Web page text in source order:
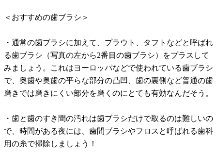
＜おすすめの歯ブラシ＞
・通常の歯ブラシに加えて、プラウト、タフトなどと呼ばれ
る歯ブラシ（写真の左から2番目の歯ブラシ）をプラスして
みましょう。これはヨーロッパなどで使われている歯ブラシ
で、奥歯や奥歯の平らな部分の凸凹、歯の裏側など普通の歯
磨きでは磨きにくい部分を磨くのにとても有効なんだそう。
・歯と歯のすき間の汚れは歯ブラシだけで取るのは難しいの
で、時間がある夜には、歯間ブラシやフロスと呼ばれる歯科
用の糸で掃除しましょう！